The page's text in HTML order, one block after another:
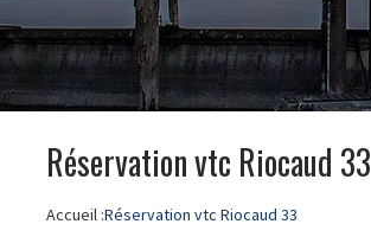
Réservation vtc Riocaud 33
Accueil :Réservation vtc Riocaud 33